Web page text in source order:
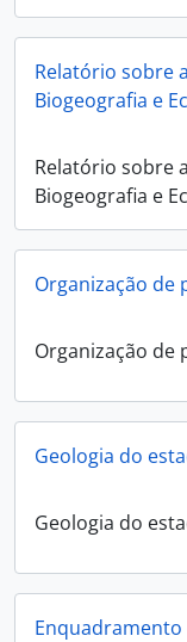
Relatório sobre
Biogeografia e
Relatório sobre
Biogeografia e
Organização de
Organização de
Geologia do
Geologia do